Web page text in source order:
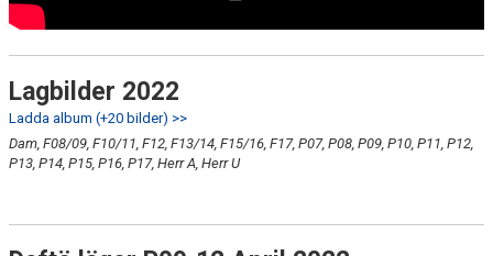
Lagbilder 2022
Ladda album (+20 bilder) >>
Dam, F08/09, F10/11, F12, F13/14, F15/16, F17, P07, P08, P09, P10, P11, P12,
P13, P14, P15, P16, P17, Herr A, Herr U